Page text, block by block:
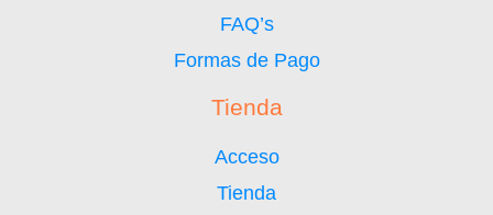
FAQ’s
Formas de Pago
Tienda
Acceso
Tienda